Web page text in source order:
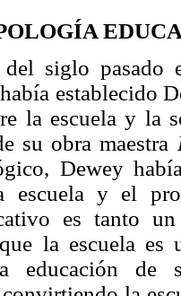
siglo pasado
establecido
la escuela y la
su obra maestra
Dewey
escuela y el
es tanto
la escuela
educación de